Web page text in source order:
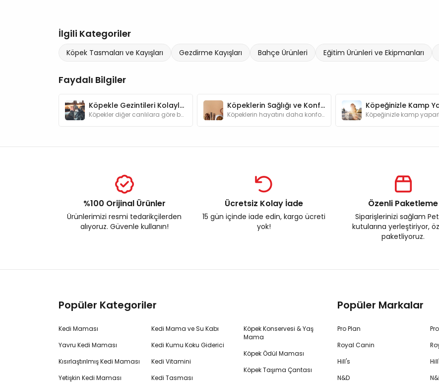
İlgili Kategoriler
Köpek Tasmaları ve Kayışları Gezdirme Kayışları Bahçe Ürünleri Eğitim Ürünleri ve Ekipmanları
Faydalı Bilgiler
Köpekle Gezintileri Kolaylaştıracak Şeyler
Köpekler diğer canlılara göre bakımları açısından bizlere daha bağımlı hayvanlardır. Gezintilere çıkarken dikkat etmemiz gerekenleri biliyor muyuz?
Köpeklerin Sağlığı ve Konforu için En Gerekli Ürünler
Köpeklerin hayatını daha konforlu ve güzel kılmaya yardımcı olan ürünler hakkında detaylı bilgileri bu yazımızda bulabilirsiniz.
%100 Orijinal Ürünler
Ürünlerimizi resmi tedarikçilerden
alıyoruz. Güvenle kullanın!
Ücretsiz Kolay İade
15 gün içinde iade edin, kargo ücreti
yok!
Özenli Paketleme
Siparişlerinizi sağlam
kutularına yerleştiriyor,
paketliyoruz.
Popüler Kategoriler
Kedi Maması
Yavru Kedi Maması
Kısırlaştırılmış Kedi Maması
Yetişkin Kedi Maması
Kedi Mama ve Su Kabı
Kedi Kumu Koku Giderici
Kedi Vitamini
Kedi Tasması
Köpek Konservesi & Yaş
Mama
Köpek Ödül Maması
Köpek Taşıma Çantası
Popüler Markalar
Pro Plan
Royal Canin
Hill's
N&D